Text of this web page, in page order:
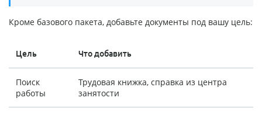
Кроме базового пакета, добавьте документы под вашу цель:
Цель Что добавить
Поиск
работы
Трудовая книжка, справка из центра
занятости